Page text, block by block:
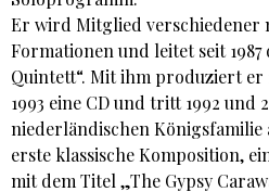
Er wird Mitglied verschiedener
Formationen und leitet seit 1987
Quintett“. Mit ihm produziert er
1993 eine CD und tritt 1992 und
niederländischen Königsfamilie
erste klassische Komposition,
mit dem Titel „The Gypsy